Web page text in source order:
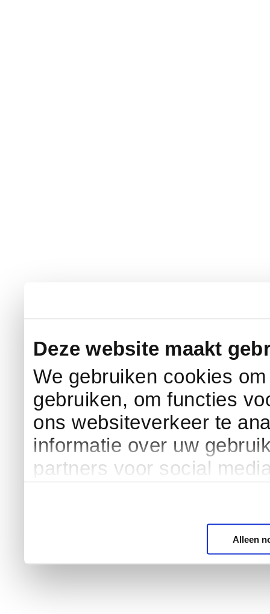
Deze website maakt
We gebruiken cookies
gebruiken, om functies
ons websiteverkeer te
informatie over uw
partners voor social
Alleen